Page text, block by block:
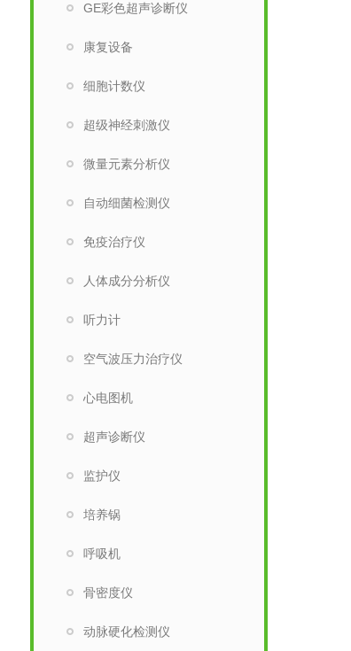
GE彩色超声诊断仪
康复设备
细胞计数仪
超级神经刺激仪
微量元素分析仪
自动细菌检测仪
免疫治疗仪
人体成分分析仪
听力计
空气波压力治疗仪
心电图机
超声诊断仪
监护仪
培养锅
呼吸机
骨密度仪
动脉硬化检测仪